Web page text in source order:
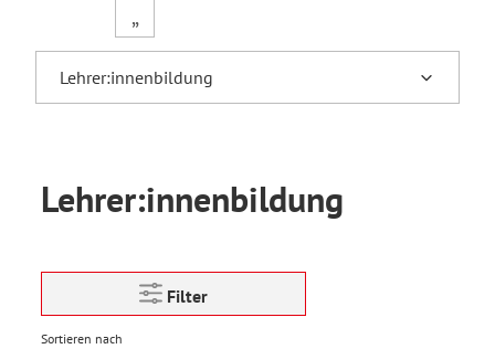
„
Lehrer:innenbildung
Filter
Sortieren nach